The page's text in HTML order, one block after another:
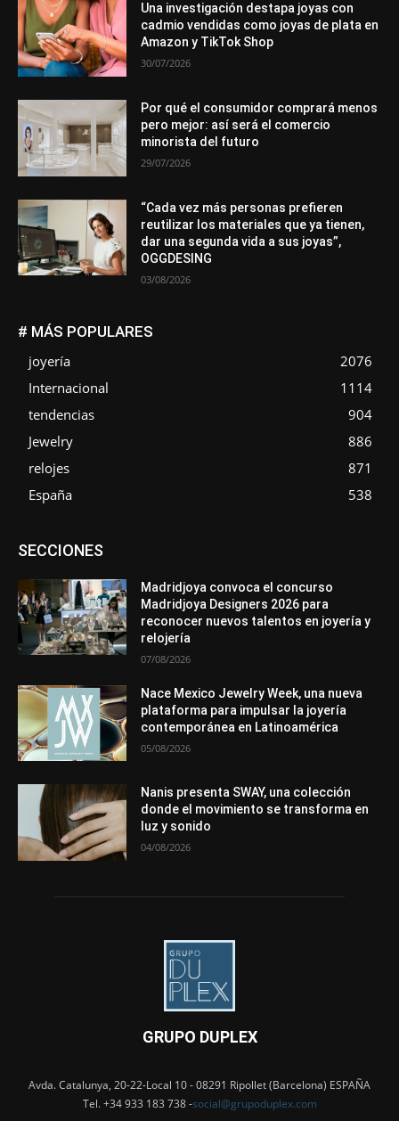
Una investigación destapa joyas con
cadmio vendidas como joyas de plata en
Amazon y TikTok Shop
30/07/2026
Por qué el consumidor comprará menos
pero mejor: así será el comercio
minorista del futuro
29/07/2026
“Cada vez más personas prefieren
reutilizar los materiales que ya tienen,
dar una segunda vida a sus joyas”,
OGGDESING
03/08/2026
# MÁS POPULARES
joyería
2076
Internacional
1114
tendencias
904
Jewelry
886
relojes
871
España
538
SECCIONESAsociaciones
Entrevistas
Mundo Técnico
Novedades Opiniones
Perspectiva
Premios
Secciones Sin categoría
Más
Madridjoya convoca el concurso
Madridjoya Designers 2026 para
reconocer nuevos talentos en joyería y
relojería
07/08/2026
Nace Mexico Jewelry Week, una nueva
plataforma para impulsar la joyería
contemporánea en Latinoamérica
05/08/2026
Nanis presenta SWAY, una colección
donde el movimiento se transforma en
luz y sonido
04/08/2026
GRUPO DUPLEX
Avda. Catalunya, 20-22-Local 10 - 08291 Ripollet (Barcelona) ESPAÑA
Tel. +34 933 183 738 -social@grupoduplex.com